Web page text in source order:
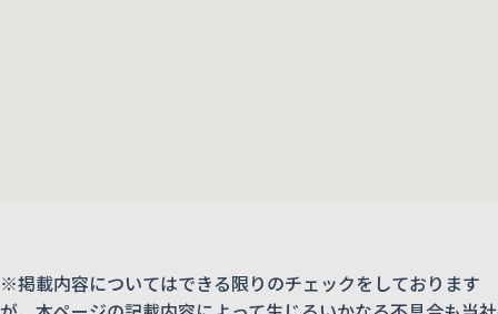
※掲載内容についてはできる限りのチェックをしております